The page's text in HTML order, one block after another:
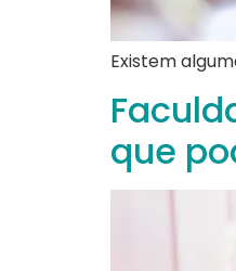
Existem
que